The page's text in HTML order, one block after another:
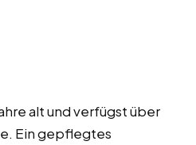
alt und verfügst über
Ein gepflegtes